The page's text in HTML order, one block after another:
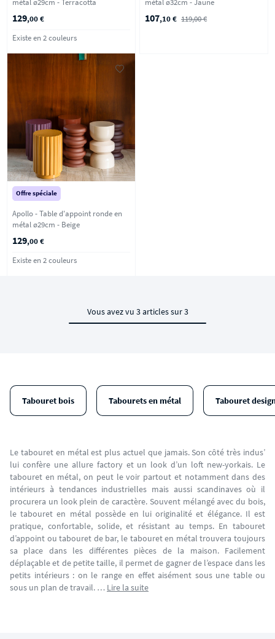
métal ø29cm - Terracotta
129,00 €
Existe en 2 couleurs
métal ø32cm - Jaune
107,10 € 119,00 €
Offre spéciale
Apollo - Table d'appoint ronde en
métal ø29cm - Beige
129,00 €
Existe en 2 couleurs
Vous avez vu 3 articles sur 3
Tabouret bois Tabourets en métal Tabouret
Le tabouret en métal est plus actuel que jamais. Son côté très indus’
lui confère une allure factory et un look d’un loft new-yorkais. Le
tabouret en métal, on peut le voir partout et notamment dans des
intérieurs à tendances industrielles mais aussi scandinaves où il
procurera un look plein de caractère. Souvent mélangé avec du bois,
le tabouret en métal possède en lui originalité et élégance. Il est
pratique, confortable, solide, et résistant au temps. En tabouret
d’appoint ou tabouret de bar, le tabouret en métal trouvera toujours
sa place dans les différentes pièces de la maison. Facilement
déplaçable et de petite taille, il permet de gagner de l’espace dans les
petits intérieurs : on le range en effet aisément sous une table ou
sous un plan de travail. … Lire la suite